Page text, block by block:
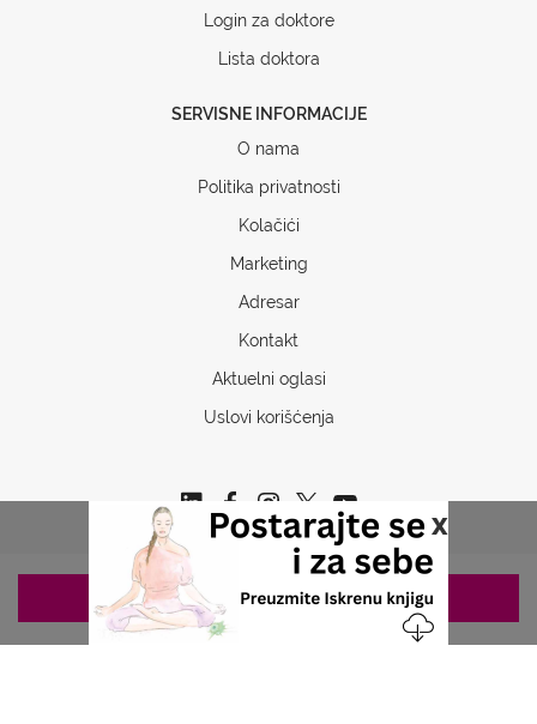
x
Login za doktore
Lista doktora
SERVISNE INFORMACIJE
O nama
Politika privatnosti
Kolačići
Marketing
Adresar
Kontakt
Aktuelni oglasi
Uslovi korišćenja
Copyrights © 2026 Sva prava www.stetoskop.info
ZAKAZIVANJE 063/687-460